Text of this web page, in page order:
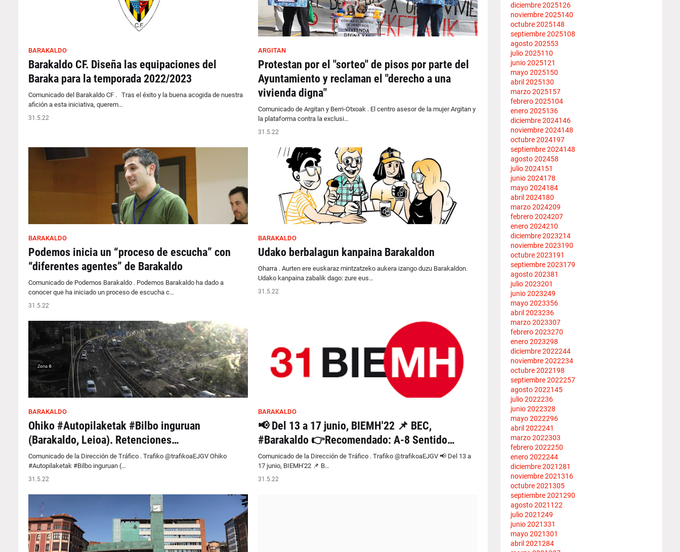
BARAKALDO
Barakaldo CF. Diseña las equipaciones del
Baraka para la temporada 2022/2023
Comunicado del Barakaldo CF . Tras el éxito y la buena acogida de nuestra
afición a esta iniciativa, querem…
31.5.22
ARGITAN
Protestan por el "sorteo" de pisos por parte del
Ayuntamiento y reclaman el "derecho a una
vivienda digna"
Comunicado de Argitan y Berri-Otxoak . El centro asesor de la mujer Argitan y
la plataforma contra la exclusi…
31.5.22
BARAKALDO
Podemos inicia un “proceso de escucha” con
“diferentes agentes” de Barakaldo
Comunicado de Podemos Barakaldo . Podemos Barakaldo ha dado a
conocer que ha iniciado un proceso de escucha c…
31.5.22
BARAKALDO
Udako berbalagun kanpaina Barakaldon
Oharra . Aurten ere euskaraz mintzatzeko aukera izango duzu Barakaldon.
Udako kanpaina zabalik dago: zure eus…
31.5.22
BARAKALDO
Ohiko #Autopilaketak #Bilbo inguruan
(Barakaldo, Leioa). Retenciones…
Comunicado de la Dirección de Tráfico . Trafiko @trafikoaEJGV Ohiko
#Autopilaketak #Bilbo inguruan (…
31.5.22
BARAKALDO
📢 Del 13 a 17 junio, BIEMH'22 📌 BEC,
#Barakaldo 👉Recomendado: A-8 Sentido…
Comunicado de la Dirección de Tráfico . Trafiko @trafikoaEJGV 📢 Del 13 a
17 junio, BIEMH'22 📌 B…
31.5.22
diciembre 2025126
noviembre 2025140
octubre 2025148
septiembre 2025108
agosto 202553
julio 2025110
junio 2025121
mayo 2025150
abril 2025130
marzo 2025157
febrero 2025104
enero 2025136
diciembre 2024146
noviembre 2024148
octubre 2024197
septiembre 2024148
agosto 202458
julio 2024151
junio 2024178
mayo 2024184
abril 2024180
marzo 2024209
febrero 2024207
enero 2024210
diciembre 2023214
noviembre 2023190
octubre 2023191
septiembre 2023179
agosto 202381
julio 2023201
junio 2023249
mayo 2023356
abril 2023236
marzo 2023307
febrero 2023270
enero 2023298
diciembre 2022244
noviembre 2022234
octubre 2022198
septiembre 2022257
agosto 2022145
julio 2022236
junio 2022328
mayo 2022296
abril 2022241
marzo 2022303
febrero 2022250
enero 2022244
diciembre 2021281
noviembre 2021316
octubre 2021305
septiembre 2021290
agosto 2021 122
julio 2021249
junio 2021331
mayo 2021301
abril 2021284